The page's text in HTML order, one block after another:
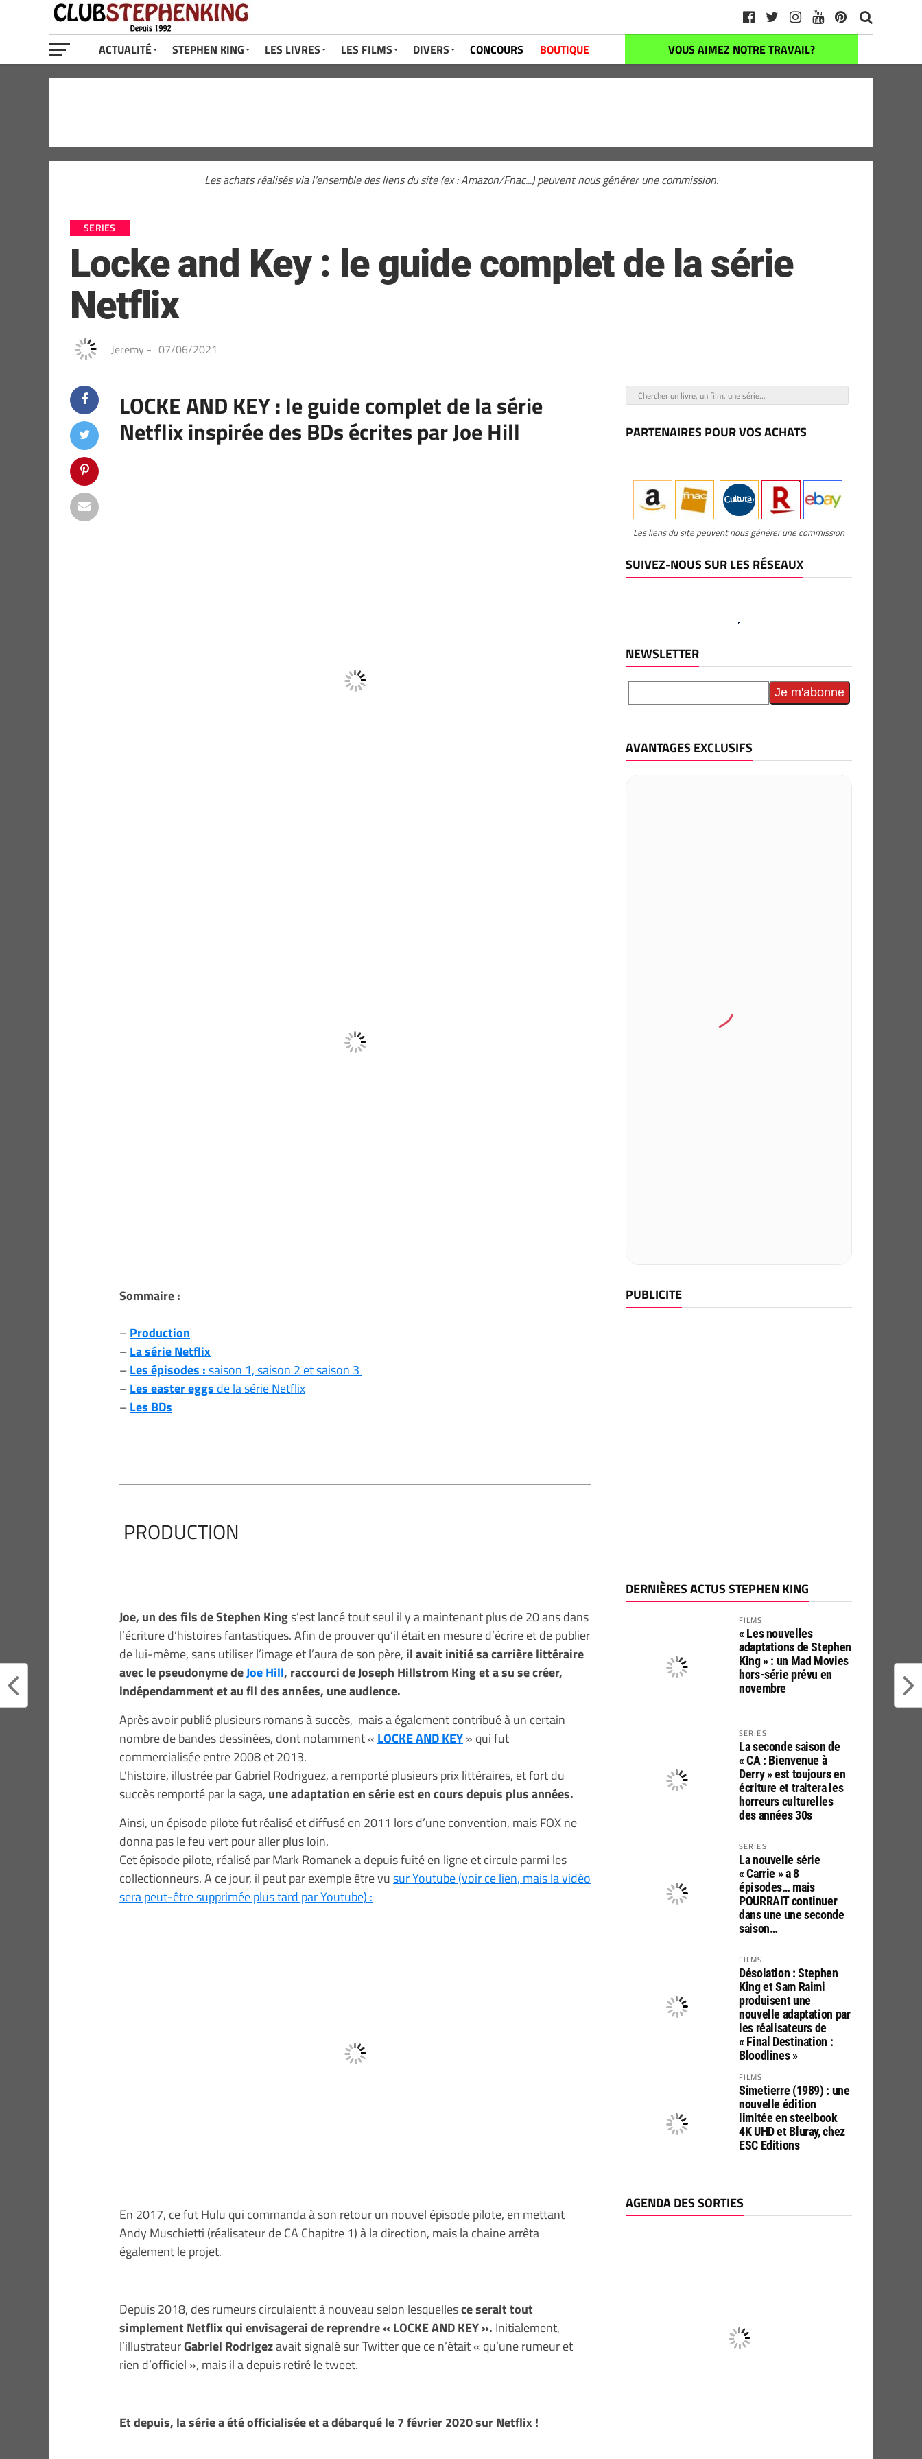
ACTUALITÉ STEPHEN KING LES LIVRES LES FILMS DIVERS CONCOURS BOUTIQUE VOUS AIMEZ NOTRE TRAVAIL?
Les achats réalisés via l'ensemble des liens du site (ex : Amazon/Fnac...) peuvent nous générer une commission.
SERIES
Locke and Key : le guide complet de la série
Netflix
Jeremy - 07/06/2021
LOCKE AND KEY : le guide complet de la série
Netflix inspirée des BDs écrites par Joe Hill
Sommaire :
–Production
–La série Netflix
–Les épisodes :saison 1, saison 2 et saison 3
–Les easter eggs de la série Netflix
–Les BDs
PRODUCTION
Joe, un des fils de Stephen Kings’est lancé tout seul il y a maintenant plus de 20 ans dans
l’écriture d’histoires fantastiques. Afin de prouver qu’il était en mesure d’écrire et de publier
de lui-même, sans utiliser l’image et l’aura de son père, il avait initié sa carrière littéraire
avec le pseudonyme deJoe Hill, raccourci de Joseph Hillstrom King et a su se créer,
indépendamment et au fil des années, une audience.
Après avoir publié plusieurs romans à succès, mais a également contribué à un certain
nombre de bandes dessinées, dont notamment « LOCKE AND KEY» qui fut
commercialisée entre 2008 et 2013.
L’histoire, illustrée par Gabriel Rodriguez, a remporté plusieurs prix littéraires, et fort du
succès remporté par la saga, une adaptation en série est en cours depuis plus années.
Ainsi, un épisode pilote fut réalisé et diffusé en 2011 lors d’une convention, mais FOX ne
donna pas le feu vert pour aller plus loin.
Cet épisode pilote, réalisé par Mark Romanek a depuis fuité en ligne et circule parmi les
collectionneurs. A ce jour, il peut par exemple être vusur Youtube (voir ce lien, mais la vidéo
sera peut-être supprimée plus tard par Youtube) :
En 2017, ce fut Hulu qui commanda à son retour un nouvel épisode pilote, en mettant
Andy Muschietti (réalisateur de CA Chapitre 1) à la direction, mais la chaine arrêta
également le projet.
Depuis 2018, des rumeurs circulaientt à nouveau selon lesquellesce serait tout
simplement Netflix qui envisagerai de reprendre « LOCKE AND KEY ». Initialement,
l’illustrateurGabriel Rodrigezavait signalé sur Twitter que ce n’était « qu’une rumeur et
rien d’officiel », mais il a depuis retiré le tweet.
Et depuis, la série a été officialisée et a débarqué le 7 février 2020 sur Netflix !
PARTENAIRES POUR VOS ACHATS
Les liens du site peuvent nous générer une commission
SUIVEZ-NOUS SUR LES RÉSEAUX
NEWSLETTER
AVANTAGES EXCLUSIFS
PUBLICITE
DERNIÈRES ACTUS STEPHEN KING
FILMS
« Les nouvelles
adaptations de Stephen
King » : un Mad Movies
hors-série prévu en
novembre
SERIES
La seconde saison de
« CA : Bienvenue à
Derry » est toujours en
écriture et traitera les
horreurs culturelles
des années 30s
SERIES
La nouvelle série
« Carrie » a 8
épisodes… mais
POURRAIT continuer
dans une une seconde
saison…
FILMS
Désolation : Stephen
King et Sam Raimi
produisent une
nouvelle adaptation par
les réalisateurs de
« Final Destination :
Bloodlines »
FILMS
Simetierre (1989) : une
nouvelle édition
limitée en steelbook
4K UHD et Bluray, chez
ESC Editions
AGENDA DES SORTIES